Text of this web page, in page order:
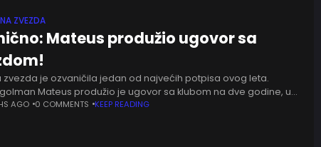
ZVEZDA
Mateus produžio ugovor sa
zvezda je ozvaničila jedan od najvećih potpisa ovog leta.
Mateus produžio je ugovor sa klubom na dve godine, uz
produžetka saradnje na još godinu dana. Čuvar
AGO 0 COMMENTS KEEP READING